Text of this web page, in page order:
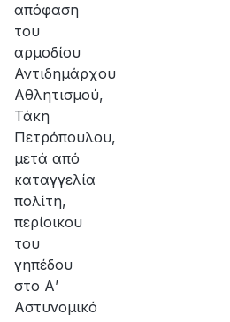
απόφαση
του
αρμοδίου
Αντιδημάρχου
Αθλητισμού,
Τάκη
Πετρόπουλου,
μετά από
καταγγελία
πολίτη,
περίοικου
του
γηπέδου
στο Α’
Αστυνομικό